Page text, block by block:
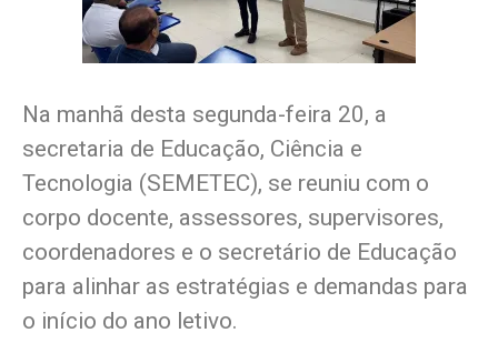
Na manhã desta segunda-feira 20, a
secretaria de Educação, Ciência e
Tecnologia (SEMETEC), se reuniu com o
corpo docente, assessores, supervisores,
coordenadores e o secretário de Educação
para alinhar as estratégias e demandas para
o início do ano letivo.